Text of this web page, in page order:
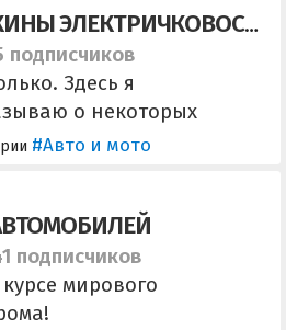
ЭЛЕКТРИЧКОВОСТИ
подписчиков
Здесь я
о некоторых
в моей работе
моих приключениях :3
- @aniritak Задать
анонимно
Aniritak
#Авто и мото
подписчиков
мирового